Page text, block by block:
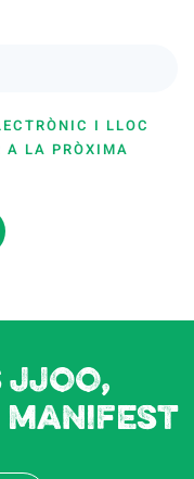
I LLOC
A LA PRÒXIMA